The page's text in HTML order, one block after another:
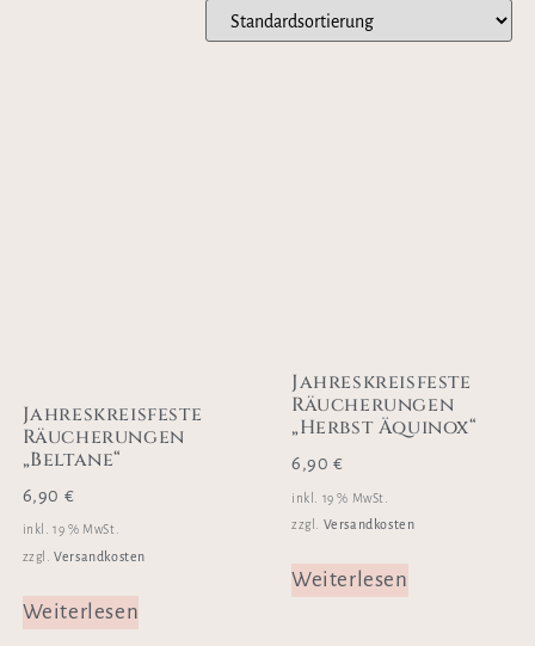
Jahreskreisfeste
Räucherungen
„Beltane“
6,90 €
inkl. 19 % MwSt.
zzgl.Versandkosten
Weiterlesen
Jahreskreisfeste
Räucherungen
„Herbst Äquinox“
6,90 €
inkl. 19 % MwSt.
zzgl. Versandkosten
Weiterlesen